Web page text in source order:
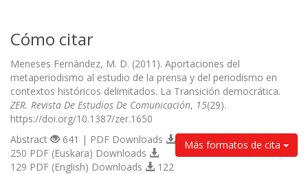
Cómo citar
Meneses Fernández, M. D. (2011). Aportaciones del
metaperiodismo al estudio de la prensa y del periodismo en
contextos históricos delimitados. La Transición democrática.
ZER. Revista De Estudios De Comunicación, 15(29).
https://doi.org/10.1387/zer.1650
Más formatos de cita
Abstract
641 | PDF Downloads
250 PDF (Euskara) Downloads
129 PDF (English) Downloads
122